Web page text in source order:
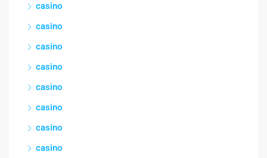
casino
casino
casino
casino
casino
casino
casino
casino